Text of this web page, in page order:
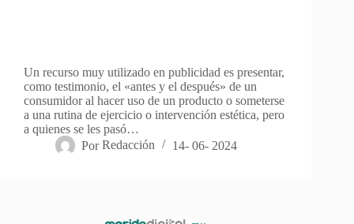
Un recurso muy utilizado en publicidad es presentar,
como testimonio, el «antes y el después» de un
consumidor al hacer uso de un producto o someterse
a una rutina de ejercicio o intervención estética, pero
a quienes se les pasó…
Por Redacción 14- 06- 2024